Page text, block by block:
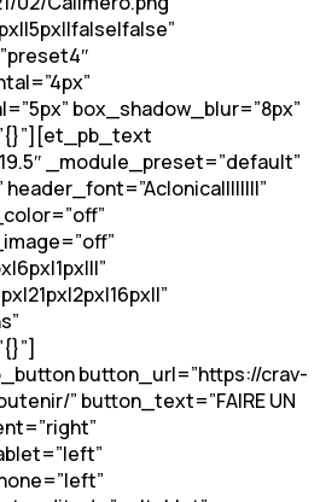
box_shadow_blur=”8px”
_module_preset=”default”
button_url=”https://crav-
” button_text=”FAIRE UN